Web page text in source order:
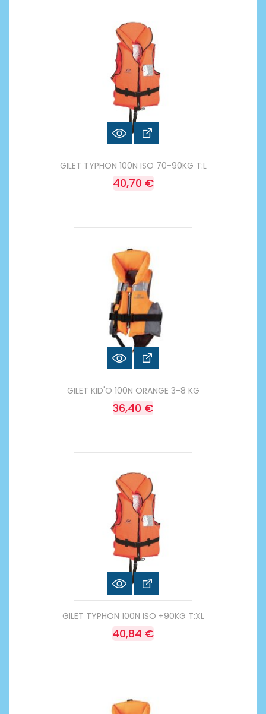
GILET TYPHON 100N ISO 70-90KG T:L
40,70 €
GILET KID'O 100N ORANGE 3-8 KG
36,40 €
GILET TYPHON 100N ISO +90KG T:XL
40,84 €